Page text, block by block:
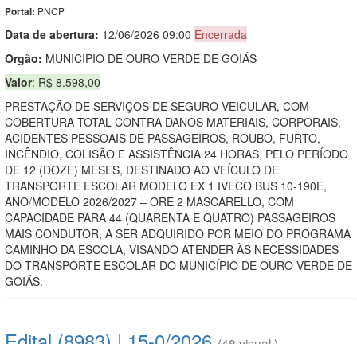
Portal: PNCP
Data de abertura: 12/06/2026 09:00 Encerrada
Orgão: MUNICIPIO DE OURO VERDE DE GOIÁS
Valor: R$ 8.598,00
PRESTAÇÃO DE SERVIÇOS DE SEGURO VEICULAR, COM
COBERTURA TOTAL CONTRA DANOS MATERIAIS, CORPORAIS,
ACIDENTES PESSOAIS DE PASSAGEIROS, ROUBO, FURTO,
INCÊNDIO, COLISÃO E ASSISTÊNCIA 24 HORAS, PELO PERÍODO
DE 12 (DOZE) MESES, DESTINADO AO VEÍCULO DE
TRANSPORTE ESCOLAR MODELO EX 1 IVECO BUS 10-190E,
ANO/MODELO 2026/2027 – ORE 2 MASCARELLO, COM
CAPACIDADE PARA 44 (QUARENTA E QUATRO) PASSAGEIROS
MAIS CONDUTOR, A SER ADQUIRIDO POR MEIO DO PROGRAMA
CAMINHO DA ESCOLA, VISANDO ATENDER ÀS NECESSIDADES
DO TRANSPORTE ESCOLAR DO MUNICÍPIO DE OURO VERDE DE
GOIÁS.